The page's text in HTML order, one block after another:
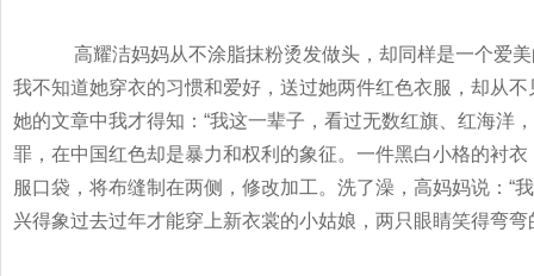
高耀洁妈妈从不涂脂抹粉烫发做头，却同样是一个爱
我不知道她穿衣的习惯和爱好，送过她两件红色衣服，却从
她的文章中我才得知： “我这一辈子，看过无数红旗、红海洋
罪，在中国红色却是暴力和权利的象征。一件黑白小格的衬
服口袋，将布缝制在两侧，修改加工。洗了澡，高妈妈说： “
兴得象过去过年才能穿上新衣裳的小姑娘，两只眼睛笑得弯